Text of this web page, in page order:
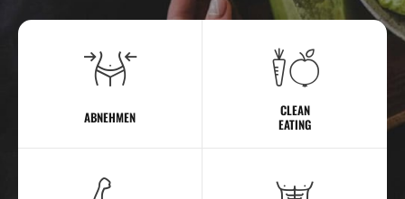
ABNEHMEN
CLEAN
EATING